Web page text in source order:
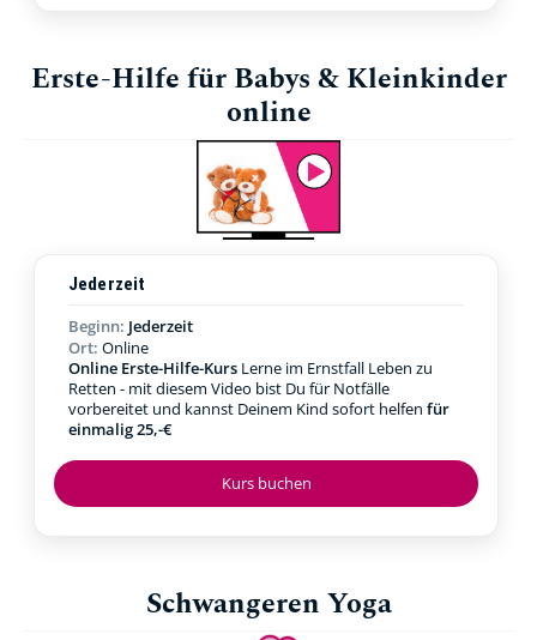
Erste-Hilfe für Babys & Kleinkinder
online
Kurs buchen
Jederzeit
Beginn: Jederzeit
Ort: Online
Online Erste-Hilfe-Kurs Lerne im Ernstfall Leben zu
Retten - mit diesem Video bist Du für Notfälle
vorbereitet und kannst Deinem Kind sofort helfen für
einmalig 25,-€
Schwangeren Yoga